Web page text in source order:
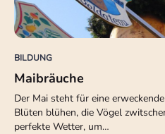
BILDUNG
Maibräuche
Der Mai steht für eine
Blüten blühen, die Vögel
perfekte Wetter, um…